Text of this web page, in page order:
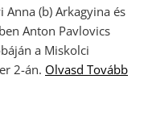
(b) Arkagyina és
Anton Pavlovics
a Miskolci
2-án. Olvasd Tovább